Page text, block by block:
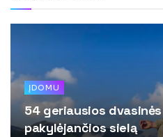
ĮDOMU
54 geriausios
pakylėjančios sielą